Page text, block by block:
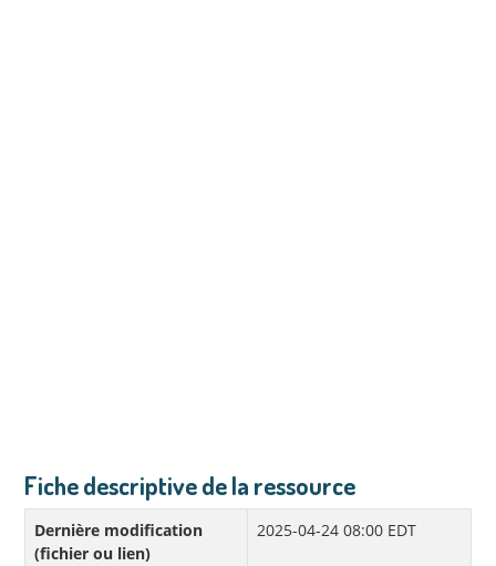
Fiche descriptive de la ressource
Dernière modification
(fichier ou lien)
2025-04-24 08:00 EDT